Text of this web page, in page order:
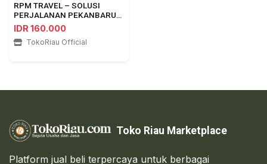
RPM TRAVEL – SOLUSI
PERJALANAN PEKANBARU
⇄ DUMAI
IDR 160.000
TokoRiau Official
Toko Riau Marketplace
Platform jual beli terpercaya untuk berbagai